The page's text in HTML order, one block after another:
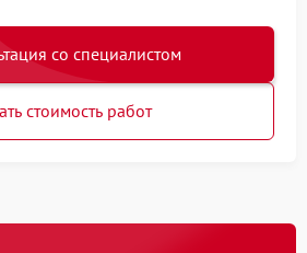
со специалистом
стоимость работ